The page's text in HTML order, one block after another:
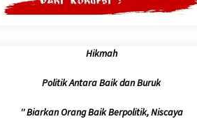
ditakdirkan Untuk Menjadi Politisi
May 17, 2026
Hikmah
Politik Antara Baik dan Buruk
'' Biarkan Orang Baik Berpolitik, Niscaya